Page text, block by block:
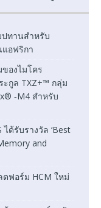
ปทานสำหรับ
แอฟริกา
ของไมโคร
ะกูล TXZ+™ กลุ่ม
‑M4 สำหรับ
ได้รับรางวัล ‘Best
and
ฟอร์ม HCM ใหม่